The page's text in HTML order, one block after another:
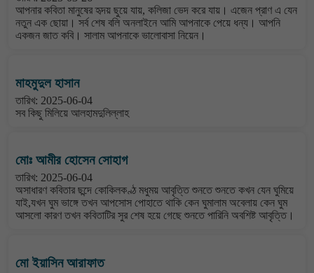
আপনার কবিতা মানুষের হৃদয় ছুয়ে যায়, কলিজা ভেদ করে যায়। এজেন প্রাণ এ যেন
নতুন এক ছোয়া। সর্ব শেষ বলি অনলাইনে আমি আপনাকে পেয়ে ধন্য। আপনি
একজন জাত কবি। সালাম আপনাকে ভালোবাসা নিয়েন।
মাহমুদুল হাসান
তারিখ: 2025-06-04
সব কিছু মিলিয়ে আলহামদুলিল্লাহ
মোঃ আমীর হোসেন সোহাগ
তারিখ: 2025-06-04
অসাধারণ কবিতার ছন্দে কোকিলকণ্ঠ মধুময় আবৃত্তি শুনতে শুনতে কখন যেন ঘুমিয়ে
যাই,যখন ঘুম ভাঙ্গে তখন আপসোস পোহাতে থাকি কেন ঘুমালাম অবেলায় কেন ঘুম
আসলো কারণ তখন কবিতাটির সুর শেষ হয়ে গেছে শুনতে পারিনি অবশিষ্ট আবৃত্তি।
মো ইয়াসিন আরাফাত